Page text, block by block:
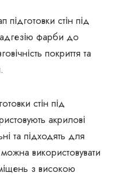
підготовки стін під
фарби до
покриття та
стін під
акрилові
та підходять для
можна використовувати
з високою